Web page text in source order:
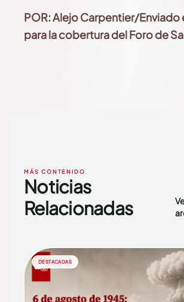
POR: Alejo Carpentier/Enviado
para la cobertura del Foro de
MÁS CONTENIDO
Noticias
Relacionadas
DESTACADAS